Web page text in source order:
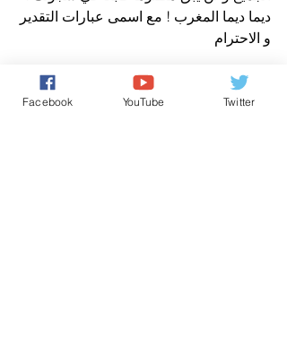
ديما ديما المغرب ! مع اسمى عبارات التقدير
و الاحترام
من مواطن مغربي مقيم بالسويد
عن صوت المغرب نيوز
Facebook YouTube Twitter